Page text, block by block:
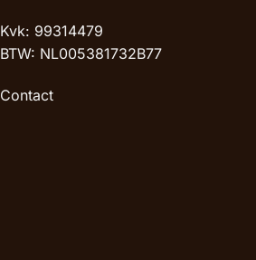
Kvk: 99314479
BTW: NL005381732B77
Contact